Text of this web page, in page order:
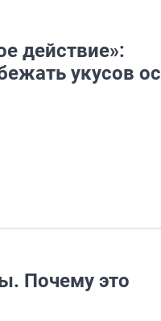
действие»:
укусов ос
Почему это